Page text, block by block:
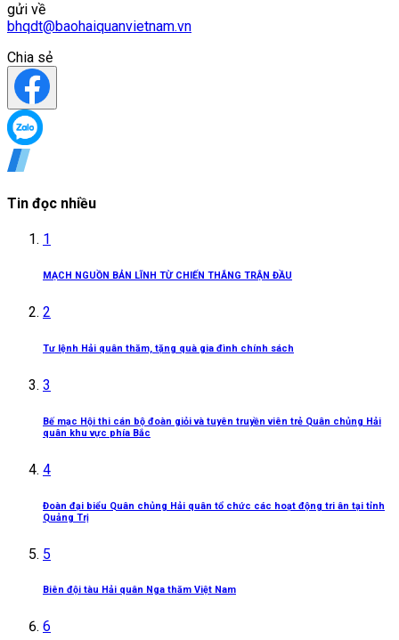
gửi về
bhqdt@baohaiquanvietnam.vn
Chia sẻ
Tin đọc nhiều
1
MẠCH NGUỒN BẢN LĨNH TỪ CHIẾN THẮNG TRẬN ĐẦU
2
Tư lệnh Hải quân thăm, tặng quà gia đình chính sách
3
Bế mạc Hội thi cán bộ đoàn giỏi và tuyên truyền viên trẻ Quân chủng Hải
quân khu vực phía Bắc
4
Đoàn đại biểu Quân chủng Hải quân tổ chức các hoạt động tri ân tại tỉnh
Quảng Trị
5
Biên đội tàu Hải quân Nga thăm Việt Nam
6